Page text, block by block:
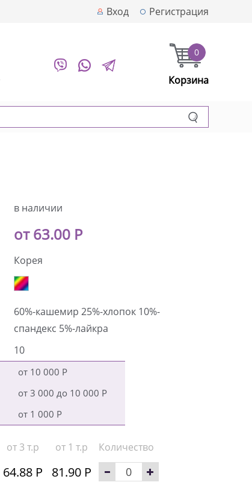
Вход Регистрация
0
Корзина
в наличии
от 63.00 Р
Корея
60%-кашемир 25%-хлопок 10%-
спандекс 5%-лайкра
10
от 10 000 Р
от 3 000 до 10 000 Р
от 1 000 Р
от 3 т.р от 1 т.р
Количество
64.88 Р 81.90 Р